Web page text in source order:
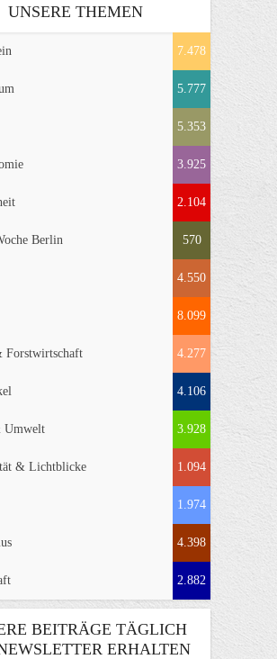
UNSERE THEMEN
7.478
5.777
5.353
3.925
2.104
Berlin 570
4.550
8.099
Forstwirtschaft 4.277
4.106
Umwelt 3.928
& Lichtblicke 1.094
1.974
4.398
2.882
BEITRÄGE TÄGLICH
ERHALTEN